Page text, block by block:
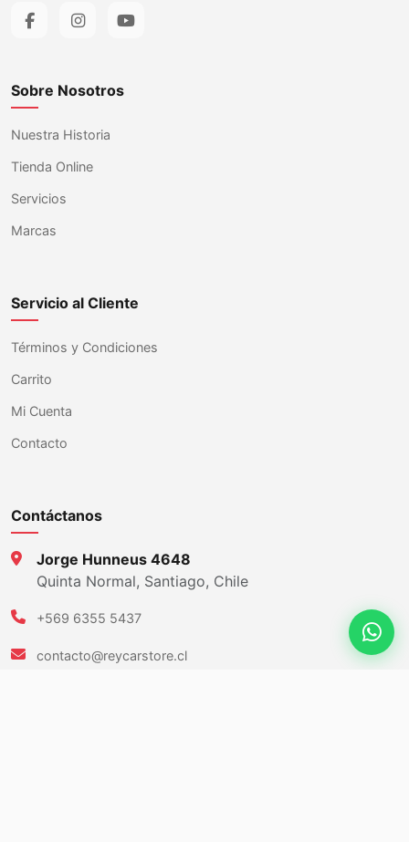
Sobre Nosotros
Nuestra Historia
Tienda Online
Servicios
Marcas
Servicio al Cliente
Términos y Condiciones
Carrito
Mi Cuenta
Contacto
Contáctanos
Jorge Hunneus 4648
Quinta Normal, Santiago, Chile
+569 6355 5437
contacto@reycarstore.cl